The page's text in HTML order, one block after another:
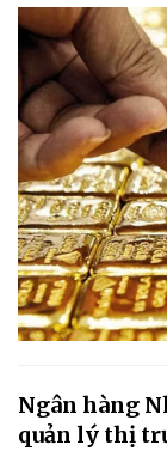
Ngân hàng
quản lý thị